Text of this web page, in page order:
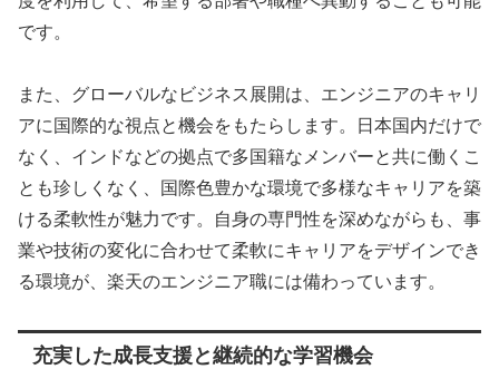
です。
また、グローバルなビジネス展開は、エンジニアのキャリ
アに国際的な視点と機会をもたらします。日本国内だけで
なく、インドなどの拠点で多国籍なメンバーと共に働くこ
とも珍しくなく、国際色豊かな環境で多様なキャリアを築
ける柔軟性が魅力です。自身の専門性を深めながらも、事
業や技術の変化に合わせて柔軟にキャリアをデザインでき
る環境が、楽天のエンジニア職には備わっています。
充実した成長支援と継続的な学習機会